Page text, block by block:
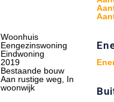
Woonhuis
Eengezinswoning
Eindwoning
2019
Bestaande bouw
Aan rustige weg, In
woonwijk